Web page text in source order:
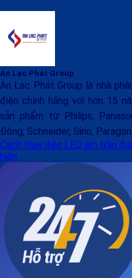
An Lạc Phát Group
An Lạc Phát Group là nhà
điện chính hãng với hơn 15
sản phẩm từ Philips,
Đông, Schneider, Sino,
Cách thay đèn LED âm trần
hiện